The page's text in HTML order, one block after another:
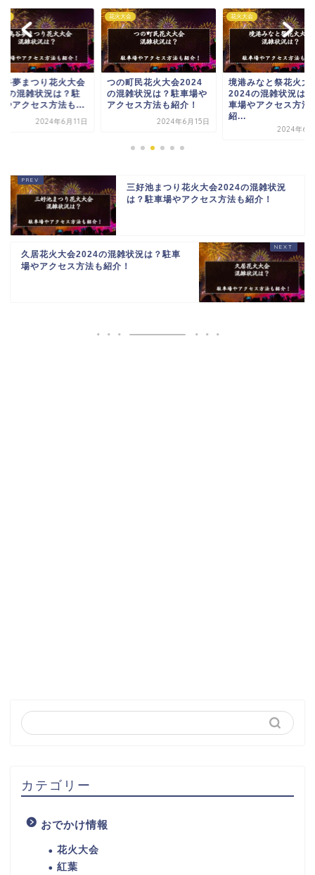
谷夢まつり花火大会
の混雑状況は？駐
やアクセス方法も...
2024年6月11日
花火大会
つの町民花火大会2024
の混雑状況は？駐車場や
アクセス方法も紹介！
2024年6月15日
花火大会
境港みなと祭花火大
2024の混雑状況は
車場やアクセス方法
紹...
2024年6
三好池まつり花火大会2024の混雑状況
は？駐車場やアクセス方法も紹介！
久居花火大会2024の混雑状況は？駐車
場やアクセス方法も紹介！
カテゴリー
おでかけ情報
花火大会
紅葉